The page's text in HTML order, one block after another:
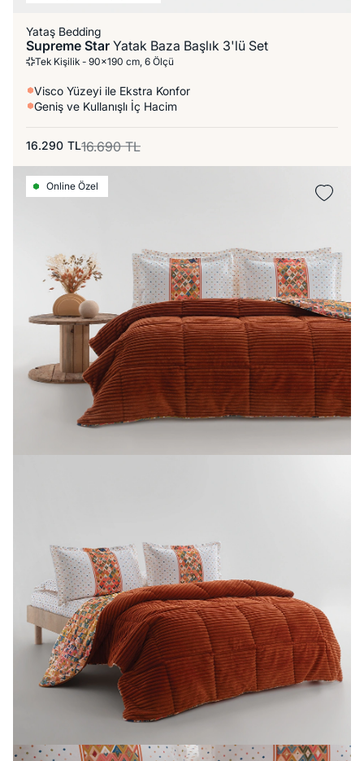
Yataş Bedding
Supreme Star Yatak Baza Başlık 3'lü Set
Tek Kişilik - 90x190 cm, 6 Ölçü
Visco Yüzeyi ile Ekstra Konfor
Geniş ve Kullanışlı İç Hacim
16.690 TL
16.290 TL
Online Özel